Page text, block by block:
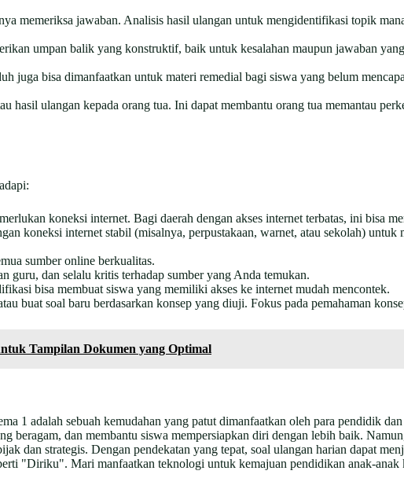
memeriksa jawaban. Analisis hasil ulangan untuk mengidentifikasi topik
umpan balik yang konstruktif, baik untuk kesalahan maupun jawaban
juga bisa dimanfaatkan untuk materi remedial bagi siswa yang belum
hasil ulangan kepada orang tua. Ini dapat membantu orang tua memantau
koneksi internet. Bagi daerah dengan akses internet terbatas, ini bisa
koneksi internet stabil (misalnya, perpustakaan, warnet, atau sekolah)
sumber online berkualitas.
guru, dan selalu kritis terhadap sumber yang Anda temukan.
bisa membuat siswa yang memiliki akses ke internet mudah mencontek.
buat soal baru berdasarkan konsep yang diuji. Fokus pada pemahaman
Tampilan Dokumen yang Optimal
1 adalah sebuah kemudahan yang patut dimanfaatkan oleh para pendidik
beragam, dan membantu siswa mempersiapkan diri dengan lebih baik.
dan strategis. Dengan pendekatan yang tepat, soal ulangan harian dapat
"Diriku". Mari manfaatkan teknologi untuk kemajuan pendidikan anak-anak